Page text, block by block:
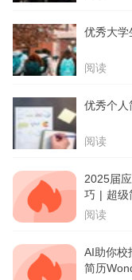
优秀大学
阅读
优秀个人
阅读
2025届
巧 | 超级
阅读
AI助你校
简历